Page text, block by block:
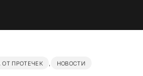
ПРОТЕЧЕК , НОВОСТИ